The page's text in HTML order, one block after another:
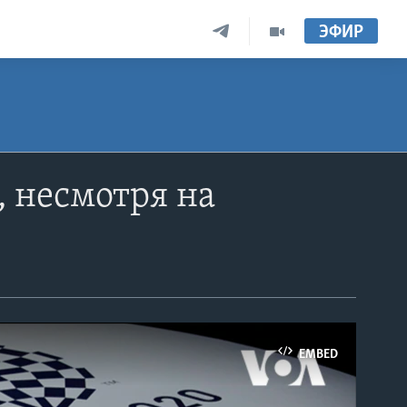
ЭФИР
несмотря на
EMBED